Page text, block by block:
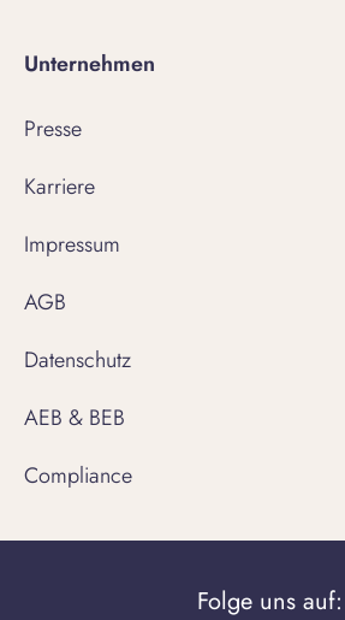
Unternehmen
Presse
Karriere
Impressum
AGB
Datenschutz
AEB & BEB
Compliance
Folge uns auf: